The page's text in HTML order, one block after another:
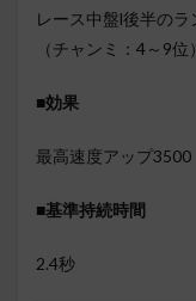
レース中盤l後半の
（チャンミ：4～9位
■効果
最高速度アップ3500
■基準持続時間
2.4秒